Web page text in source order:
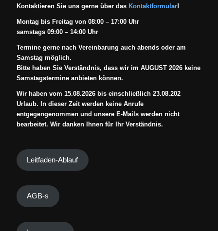
Kontaktieren Sie uns gerne über das Kontaktformular!
Montag bis Freitag von 08:00 – 17:00 Uhr
samstags 09:00 – 14:00 Uhr
Termine gerne nach Vereinbarung auch abends oder am
Samstag möglich.
Bitte haben Sie Verständnis, dass wir im AUGUST 2026 keine
Samstagstermine anbieten können.
Wir haben vom 15.08.2026 bis einschließlich 23.08.202
Urlaub. In dieser Zeit werden keine Anrufe
entgegengenommen und unsere E-Mails werden nicht
bearbeitet. Wir danken Ihnen für Ihr Verständnis.
Leitfaden-Ablauf
AGB-s